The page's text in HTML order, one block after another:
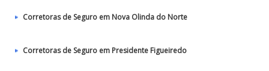
Corretoras de Seguro em Nova Olinda do Norte
Corretoras de Seguro em Presidente Figueiredo